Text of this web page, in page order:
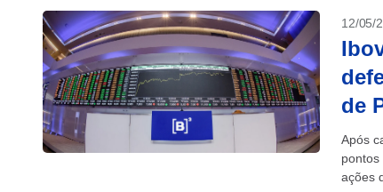
12/05/
de
Após
ações